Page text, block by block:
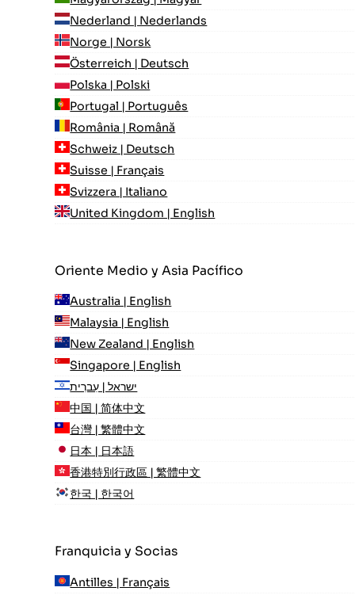
Nederland | Nederlands
Norge | Norsk
Österreich | Deutsch
Polska | Polski
Portugal | Português
România | Română
Schweiz | Deutsch
Suisse | Français
Svizzera | Italiano
United Kingdom | English
Oriente Medio y Asia Pacífico
Australia | English
Malaysia | English
New Zealand | English
Singapore | English
ישראל | עִברִית
中国 | 简体中文
台灣 | 繁體中文
日本 | 日本語
香港特別行政區 | 繁體中文
한국 | 한국어
Franquicia y Socias
Antilles | Français